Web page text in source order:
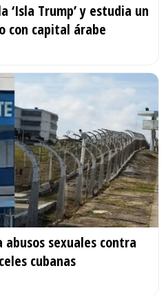
‘Isla Trump’ y estudia un
con capital árabe
sexuales contra
cubanas